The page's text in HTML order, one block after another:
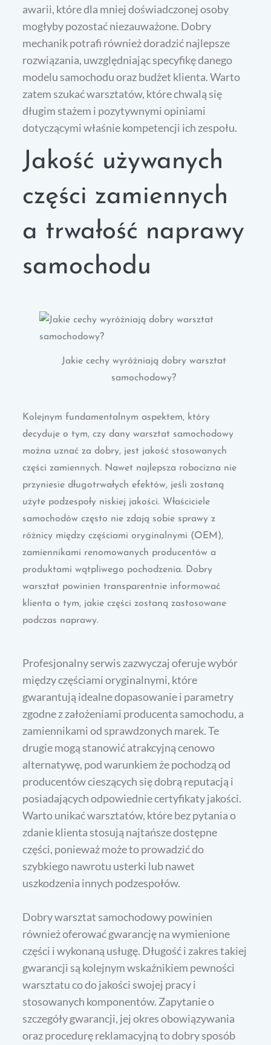
awarii, które dla mniej doświadczonej osoby
mogłyby pozostać niezauważone. Dobry
mechanik potrafi również doradzić najlepsze
rozwiązania, uwzględniając specyfikę danego
modelu samochodu oraz budżet klienta. Warto
zatem szukać warsztatów, które chwalą się
długim stażem i pozytywnymi opiniami
dotyczącymi właśnie kompetencji ich zespołu.
Jakość używanych
części zamiennych
a trwałość naprawy
samochodu
Jakie cechy wyróżniają dobry warsztat
samochodowy?
Kolejnym fundamentalnym aspektem, który
decyduje o tym, czy dany warsztat samochodowy
można uznać za dobry, jest jakość stosowanych
części zamiennych. Nawet najlepsza robocizna nie
przyniesie długotrwałych efektów, jeśli zostaną
użyte podzespoły niskiej jakości. Właściciele
samochodów często nie zdają sobie sprawy z
różnicy między częściami oryginalnymi (OEM),
zamiennikami renomowanych producentów a
produktami wątpliwego pochodzenia. Dobry
warsztat powinien transparentnie informować
klienta o tym, jakie części zostaną zastosowane
podczas naprawy.
Profesjonalny serwis zazwyczaj oferuje wybór
między częściami oryginalnymi, które
gwarantują idealne dopasowanie i parametry
zgodne z założeniami producenta samochodu, a
zamiennikami od sprawdzonych marek. Te
drugie mogą stanowić atrakcyjną cenowo
alternatywę, pod warunkiem że pochodzą od
producentów cieszących się dobrą reputacją i
posiadających odpowiednie certyfikaty jakości.
Warto unikać warsztatów, które bez pytania o
zdanie klienta stosują najtańsze dostępne
części, ponieważ może to prowadzić do
szybkiego nawrotu usterki lub nawet
uszkodzenia innych podzespołów.
Dobry warsztat samochodowy powinien
również oferować gwarancję na wymienione
części i wykonaną usługę. Długość i zakres takiej
gwarancji są kolejnym wskaźnikiem pewności
warsztatu co do jakości swojej pracy i
stosowanych komponentów. Zapytanie o
szczegóły gwarancji, jej okres obowiązywania
oraz procedurę reklamacyjną to dobry sposób